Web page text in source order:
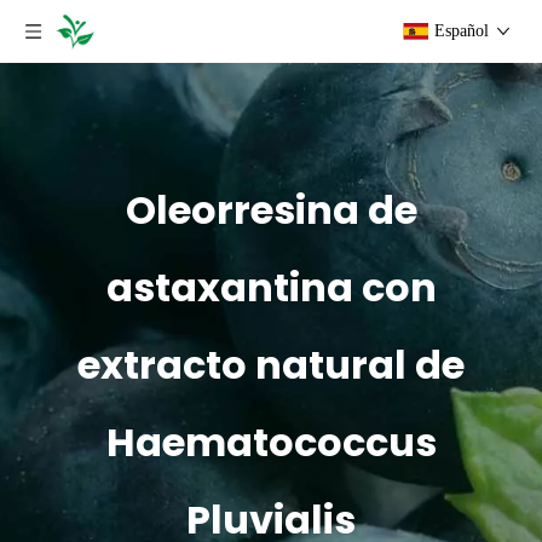
Español
Oleorresina de
astaxantina con
extracto natural de
Haematococcus
Pluvialis